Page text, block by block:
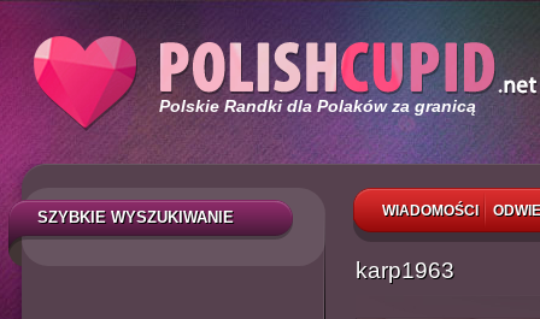
Polskie Randki dla Polaków za granicą
WIADOMOŚCI
SZYBKIE WYSZUKIWANIE
karp1963